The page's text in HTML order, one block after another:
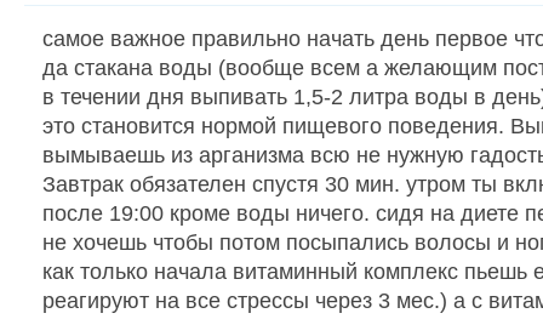
самое важное правильно начать день первое
да стакана воды (вообще всем а желающим
в течении дня выпивать 1,5-2 литра воды в
это становится нормой пищевого поведения.
вымываешь из арганизма всю не нужную
Завтрак обязателен спустя 30 мин. утром ты
после 19:00 кроме воды ничего. сидя на диете
не хочешь чтобы потом посыпались волосы и
как только начала витаминный комплекс пьешь
реагируют на все стрессы через 3 мес.) а с